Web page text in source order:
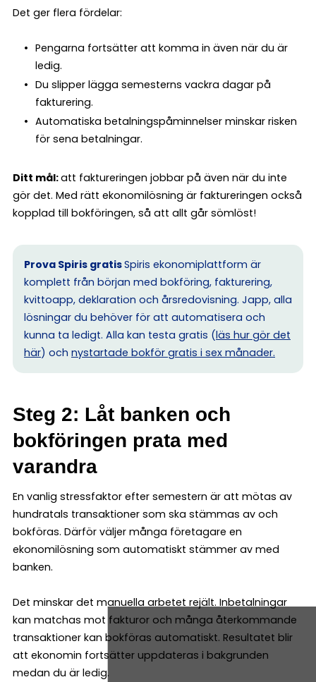
Det ger flera fördelar:
Pengarna fortsätter att komma in även när du är
ledig.
Du slipper lägga semesterns vackra dagar på
fakturering.
Automatiska betalningspåminnelser minskar risken
för sena betalningar.
Ditt mål:att faktureringen jobbar på även när du inte
gör det. Med rätt ekonomilösning är faktureringen också
kopplad till bokföringen, så att allt går sömlöst!
Prova Spiris gratisSpiris ekonomiplattform är
komplett från början med bokföring, fakturering,
kvittoapp, deklaration och årsredovisning. Japp, alla
lösningar du behöver för att automatisera och
kunna ta ledigt. Alla kan testa gratis (läs hur gör det
här) och nystartade bokför gratis i sex månader.
Steg 2: Låt banken och
bokföringen prata med
varandra
En vanlig stressfaktor efter semestern är att mötas av
hundratals transaktioner som ska stämmas av och
bokföras. Därför väljer många företagare en
ekonomilösning som automatiskt stämmer av med
banken.
Det minskar det manuella arbetet rejält. Inbetalningar
kan matchas mot fakturor och många återkommande
transaktioner kan bokföras automatiskt. Resultatet blir
att ekonomin fortsätter uppdateras i bakgrunden
medan du är ledig.